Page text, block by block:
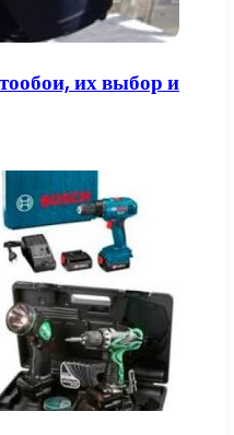
их выбор и